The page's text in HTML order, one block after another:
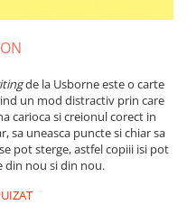
de la Usborne este o carte
un mod distractiv prin care
carioca si creionul corect in
sa uneasca puncte si chiar sa
pot sterge, astfel copiii isi pot
din nou si din nou.